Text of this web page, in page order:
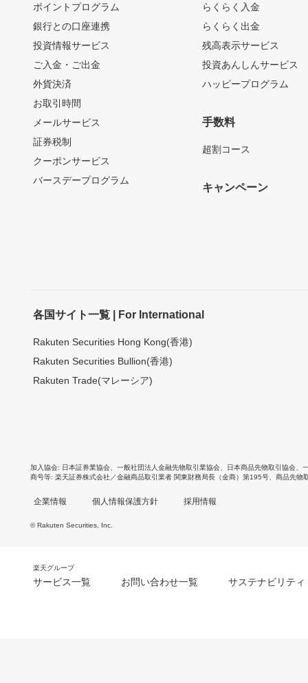
ポイントプログラム
銀行との口座連携
投資情報サービス
ご入金・ご出金
外貨決済
お取引時間
メールサービス
証券税制
クーポンサービス
バースデープログラム
らくらく入金
らくらく出金
残高表示サービス
投資あんしんサービス
ハッピープログラム
手数料
超割コース
キャンペーン
各国サイト一覧 | For International
Rakuten Securities Hong Kong(香港)
Rakuten Securities Bullion(香港)
Rakuten Trade(マレーシア)
加入協会 日本証券業協会 一般社団法人金融先物取引業協会 日本商品先物取引協会
商号等 楽天証券株式会社／金融商品取引業者 関東財務局長（金商）第195号、商品先物
企業情報 個人情報保護方針 採用情報
© Rakuten Securities, Inc.
楽天グループ
サービス一覧 お問い合わせ一覧 サステナビリティ